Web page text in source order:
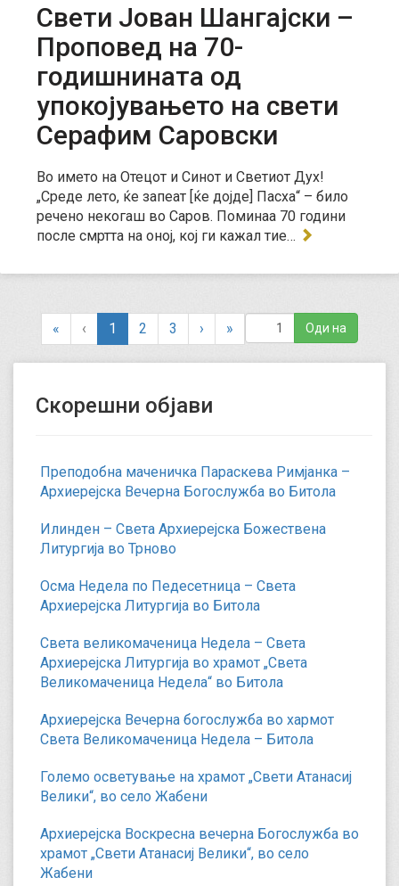
Свети Јован Шангајски –
Проповед на 70-
годишнината од
упокојувањето на свети
Серафим Саровски
Во името на Отецот и Синот и Светиот Дух!
„Среде лето, ќе запеат [ќе дојде] Пасха“ – било
речено некогаш во Саров. Поминаа 70 години
после смртта на оној, кој ги кажал тие…
« ‹ 1
c
u
r
2 3 › »
Скорешни објави
Преподобна маченичка Параскева Римјанка –
Архиерејска Вечерна Богослужба во Битола
Илинден – Света Архиерејска Божествена
Литургија во Трново
Осма Недела по Педесетница – Света
Архиерејска Литургија во Битола
Света великомаченица Недела – Света
Архиерејска Литургија во храмот „Света
Великомаченица Недела“ во Битола
Архиерејска Вечерна богослужба во хармот
Света Великомаченица Недела – Битола
Големо осветување на храмот „Свети Атанасиј
Велики“, во село Жабени
Архиерејска Воскресна вечерна Богослужба во
храмот „Свети Атанасиј Велики“, во село
Жабени